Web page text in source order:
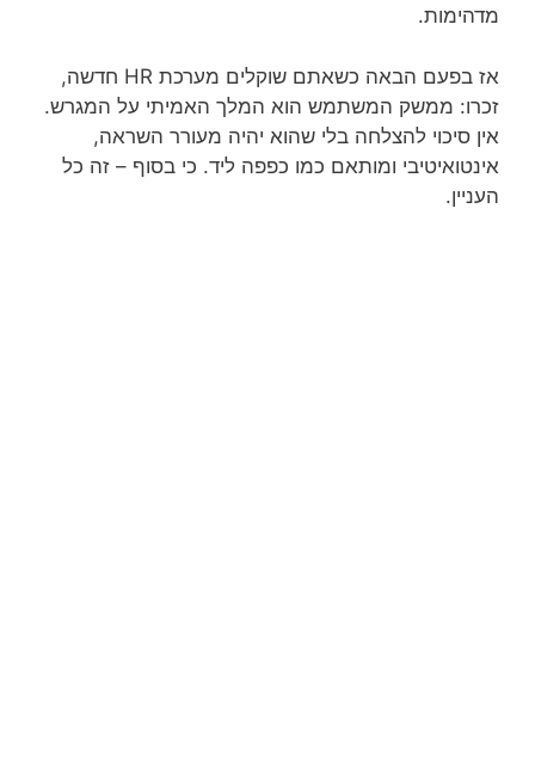
מדהימות.
אז בפעם הבאה כשאתם שוקלים מערכת HR חדשה,
זכרו: ממשק המשתמש הוא המלך האמיתי על המגרש.
אין סיכוי להצלחה בלי שהוא יהיה מעורר השראה,
אינטואיטיבי ומותאם כמו כפפה ליד. כי בסוף – זה כל
העניין.